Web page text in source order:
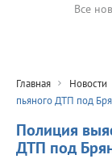
Все
Главная Новости
пьяного ДТП под
Полиция
ДТП под